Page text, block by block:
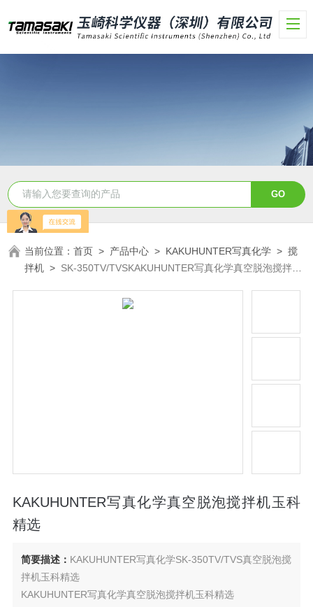
当前位置：首页 > 产品中心 > KAKUHUNTER写真化学 >搅
拌机 > SK-350TV/TVSKAKUHUNTER写真化学真空脱泡搅拌机
KAKUHUNTER写真化学真空脱泡搅拌机玉科
精选
简要描述： KAKUHUNTER写真化学SK-350TV/TVS真空脱泡搅
拌机玉科精选
KAKUHUNTER写真化学真空脱泡搅拌机玉科精选